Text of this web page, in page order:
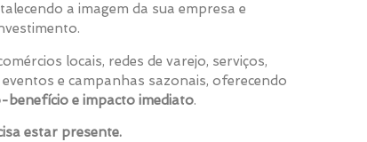
a imagem da sua empresa e
locais, redes de varejo, serviços,
e campanhas sazonais, oferecendo
benefício e impacto imediato.
estar presente.